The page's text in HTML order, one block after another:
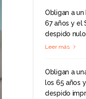
Obligan a
67 años y el
despido
Leer más
Obligan a
los 65 años
despido